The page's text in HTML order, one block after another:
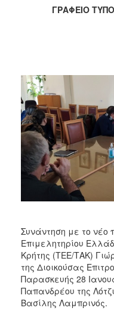
2015
2013
2012
2011
2010
2006
ΤΟΠΟΣ
ΠΟΛΙΤΙΣΜΟΣ
ΑΝΘΕΚΤΙΚΗ
ΠΟΛΗ
ΓΡΑΦΕΙΟ
Συνάντηση με το νέο
Επιμελητηρίου
Κρήτης (ΤΕΕ/ΤΑΚ)
της Διοικούσας
Παρασκευής 28
Παπανδρέου της
Βασίλης Λαμπρινός.